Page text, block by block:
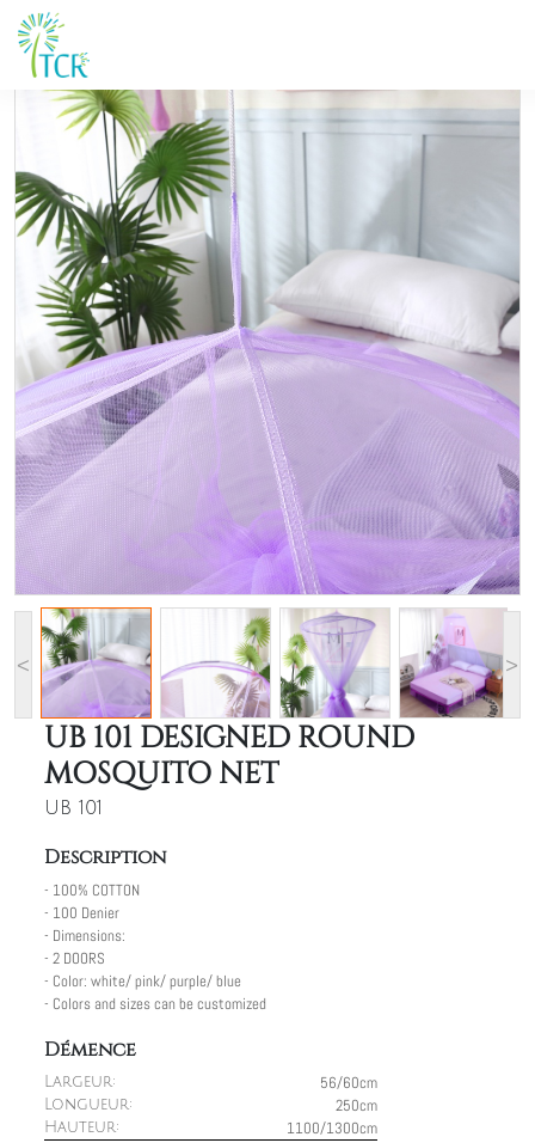
Maison / Produits / UB 101
< >
UB 101 DESIGNED ROUND
MOSQUITO NET
UB 101
Description
- 100% COTTON
- 100 Denier
- Dimensions:
- 2 DOORS
- Color: white/ pink/ purple/ blue
- Colors and sizes can be customized
Démence
Largeur: 56/60cm
Longueur: 250cm
Hauteur: 1100/1300cm